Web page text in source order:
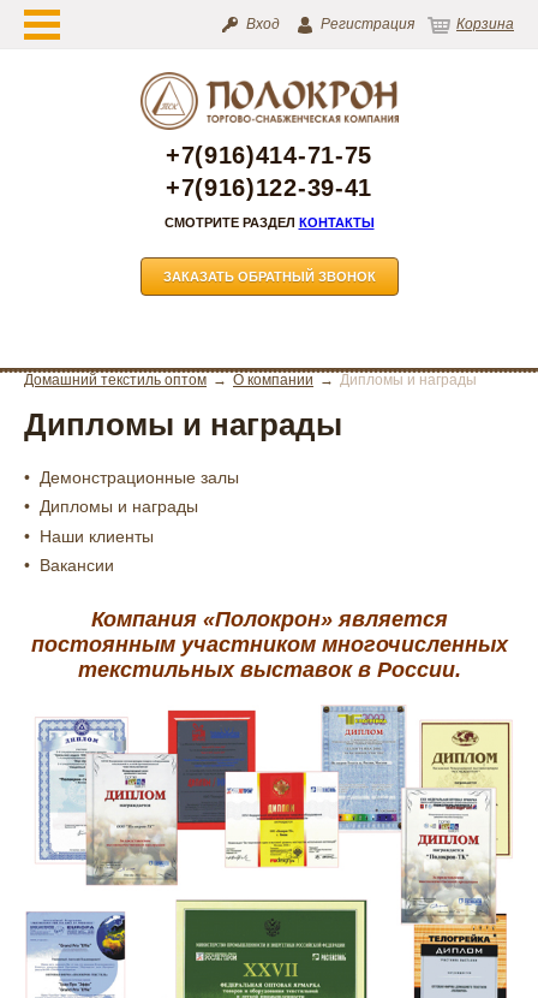
Вход Регистрация Корзина
+7(916)414-71-75
+7(916)122-39-41
СМОТРИТЕ РАЗДЕЛ КОНТАКТЫ
ЗАКАЗАТЬ ОБРАТНЫЙ ЗВОНОК
Домашний текстиль оптом О компании Дипломы и награды
Дипломы и награды
Демонстрационные залы
Дипломы и награды
Наши клиенты
Вакансии
Компания «Полокрон» является
постоянным участником многочисленных
текстильных выставок в России.